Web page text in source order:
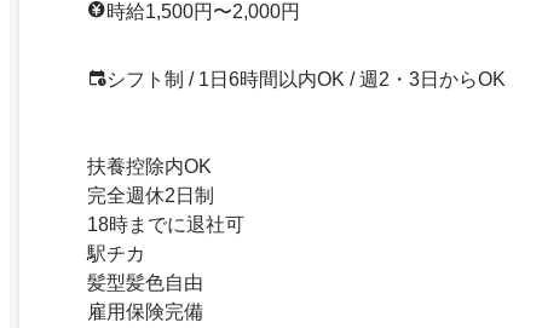
時給1,500円〜2,000円
シフト制 / 1日6時間以内OK / 週2・3日からOK
扶養控除内OK
完全週休2日制
18時までに退社可
駅チカ
髪型髪色自由
雇用保険完備